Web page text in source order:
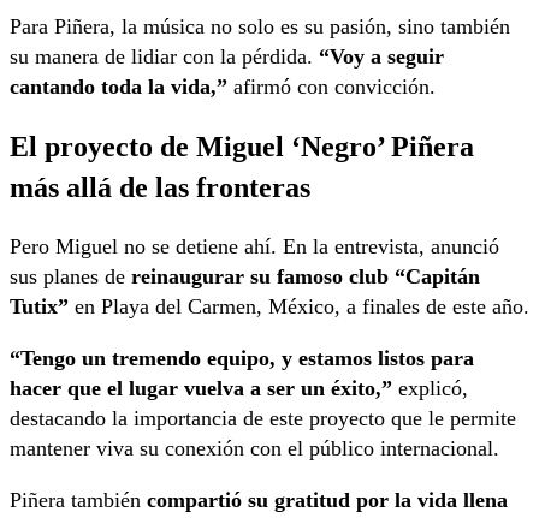
Para Piñera, la música no solo es su pasión, sino también
su manera de lidiar con la pérdida. “Voy a seguir
cantando toda la vida,” afirmó con convicción.
El proyecto de Miguel ‘Negro’ Piñera
más allá de las fronteras
Pero Miguel no se detiene ahí. En la entrevista, anunció
sus planes de reinaugurar su famoso club “Capitán
Tutix” en Playa del Carmen, México, a finales de este año.
“Tengo un tremendo equipo, y estamos listos para
hacer que el lugar vuelva a ser un éxito,” explicó,
destacando la importancia de este proyecto que le permite
mantener viva su conexión con el público internacional.
Piñera también compartió su gratitud por la vida llena